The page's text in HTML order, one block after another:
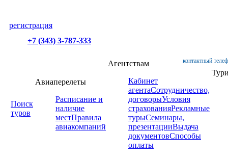
регистрация
+7 (343) 3-787-333
контактный
Поиск
туров
Авиаперелеты
Расписание и
наличие
местПравила
авиакомпаний
Агентствам
Кабинет
агентаСотрудничество,
договорыУсловия
страхованияРекламные
турыСеминары,
презентацииВыдача
документовСпособы
оплаты